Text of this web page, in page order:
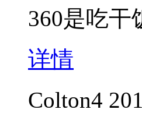
360是吃干
详情
Colton4